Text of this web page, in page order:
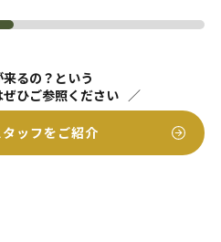
るの？という
ひご参照ください
ッフをご紹介